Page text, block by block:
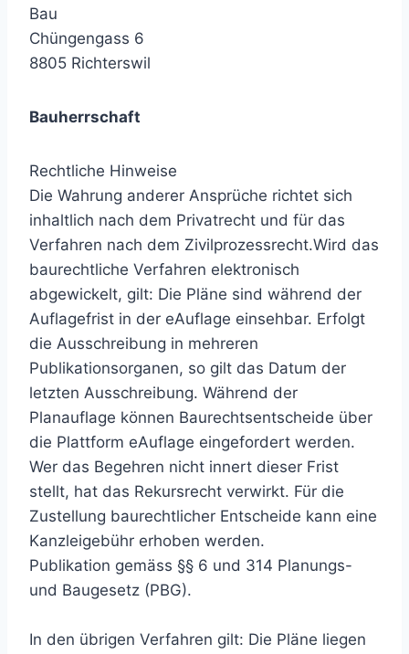
Bau
Chüngengass 6
8805 Richterswil
Bauherrschaft
Rechtliche Hinweise
Die Wahrung anderer Ansprüche richtet sich
inhaltlich nach dem Privatrecht und für das
Verfahren nach dem Zivilprozessrecht.Wird das
baurechtliche Verfahren elektronisch
abgewickelt, gilt: Die Pläne sind während der
Auflagefrist in der eAuflage einsehbar. Erfolgt
die Ausschreibung in mehreren
Publikationsorganen, so gilt das Datum der
letzten Ausschreibung. Während der
Planauflage können Baurechtsentscheide über
die Plattform eAuflage eingefordert werden.
Wer das Begehren nicht innert dieser Frist
stellt, hat das Rekursrecht verwirkt. Für die
Zustellung baurechtlicher Entscheide kann eine
Kanzleigebühr erhoben werden.
Publikation gemäss §§ 6 und 314 Planungs-
und Baugesetz (PBG).
In den übrigen Verfahren gilt: Die Pläne liegen